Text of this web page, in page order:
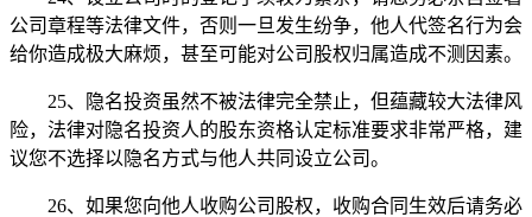
公司章程等法律文件，否则一旦发生纷争，他人代签名行为会
给你造成极大麻烦，甚至可能对公司股权归属造成不测因素。
25、隐名投资虽然不被法律完全禁止，但蕴藏较大法律风
险，法律对隐名投资人的股东资格认定标准要求非常严格，建
议您不选择以隐名方式与他人共同设立公司。
26、如果您向他人收购公司股权，收购合同生效后请务必